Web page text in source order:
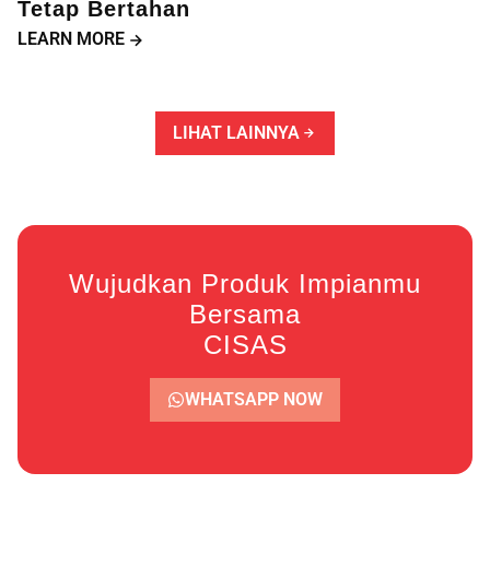
Tetap Bertahan
LEARN MORE
LIHAT LAINNYA
Wujudkan Produk Impianmu
Bersama
CISAS
WHATSAPP NOW